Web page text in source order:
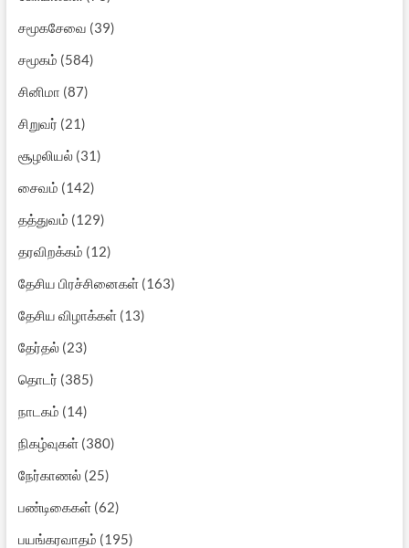
சமூகசேவை (39)
சமூகம் (584)
சினிமா (87)
சிறுவர் (21)
சூழலியல்(31)
சைவம் (142)
தத்துவம் (129)
தரவிறக்கம் (12)
தேசிய பிரச்சினைகள்(163)
தேசிய விழாக்கள்(13)
தேர்தல்(23)
தொடர் (385)
நாடகம் (14)
நிகழ்வுகள்(380)
நேர்காணல்(25)
பண்டிகைகள்(62)
பயங்கரவாதம் (195)